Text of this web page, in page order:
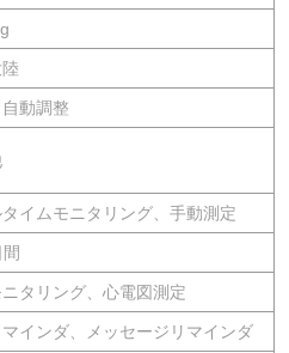
動調整
タイムモニタリング、手動測定
ニタリング、心電図測定
インダ、メッセージリマインダ